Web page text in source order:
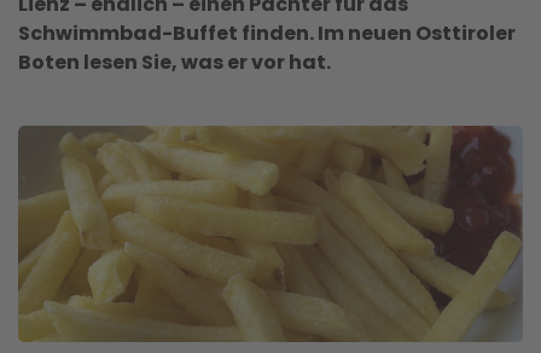
Schwimmbad-Buffet finden. Im neuen Osttiroler
Boten lesen Sie, was er vor hat.